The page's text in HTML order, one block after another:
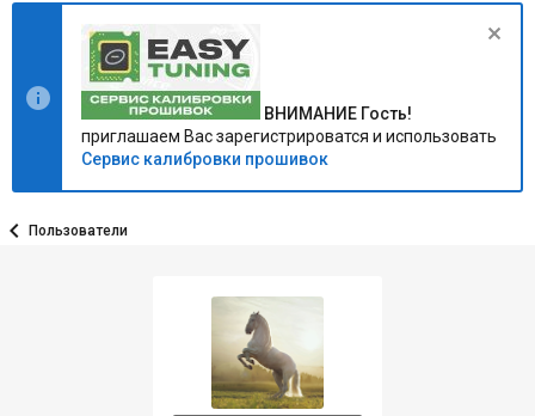
ВНИМАНИЕ Гость!
приглашаем Вас зарегистрироватся и использовать
Сервис калибровки прошивок
Пользователи